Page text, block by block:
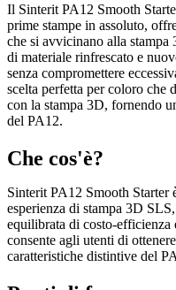
Il Sinterit PA12 Smooth
prime stampe in assoluto,
che si avvicinano alla stampa
di materiale rinfrescato e
senza compromettere
scelta perfetta per coloro che
con la stampa 3D, fornendo
del PA12.
Che cos'è?
Sinterit PA12 Smooth Starter
esperienza di stampa 3D
equilibrata di costo-efficienza
consente agli utenti di
caratteristiche distintive del